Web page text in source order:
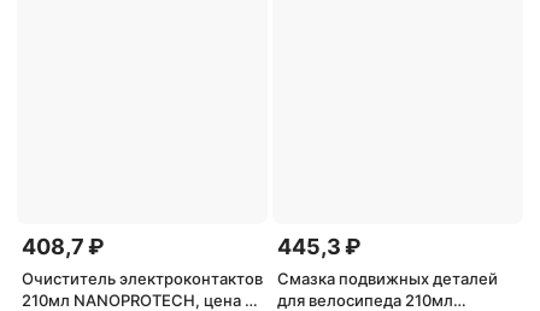
408,7 ₽
Очиститель электроконтактов
210мл NANOPROTECH, цена за
445,3 ₽
Смазка подвижных деталей
для велосипеда 210мл